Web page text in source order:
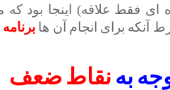
ای فقط علاقه) اینجا بود
برای انجام آن ها برنامه
به نقاط ضعف